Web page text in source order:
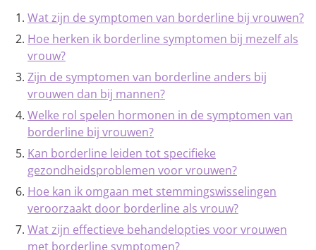
Wat zijn de symptomen van borderline bij vrouwen?
Hoe herken ik borderline symptomen bij mezelf als
vrouw?
Zijn de symptomen van borderline anders bij
vrouwen dan bij mannen?
Welke rol spelen hormonen in de symptomen van
borderline bij vrouwen?
Kan borderline leiden tot specifieke
gezondheidsproblemen voor vrouwen?
Hoe kan ik omgaan met stemmingswisselingen
veroorzaakt door borderline als vrouw?
Wat zijn effectieve behandelopties voor vrouwen
met borderline symptomen?